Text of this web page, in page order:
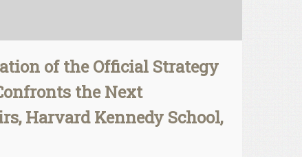
of the Official Strategy
the Next
Harvard Kennedy School,